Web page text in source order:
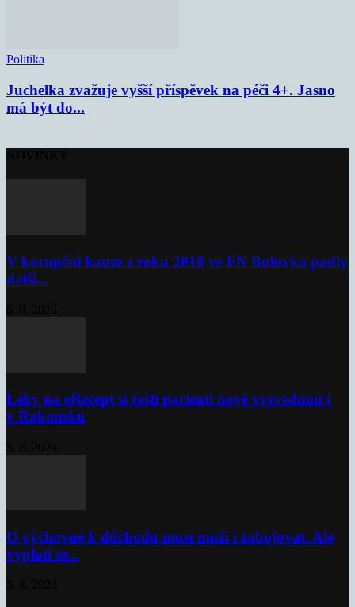
Politika
Juchelka zvažuje vyšší příspěvek na péči 4+. Jasno
má být do...
V korupční kauze z roku 2018 ve FN Bulovka padly
další...
Léky na eRecept si čeští pacienti nově vyzvednou i
v Rakousku
O výchovné k důchodu musí muži i zabojovat. Ale
vyplatí se...